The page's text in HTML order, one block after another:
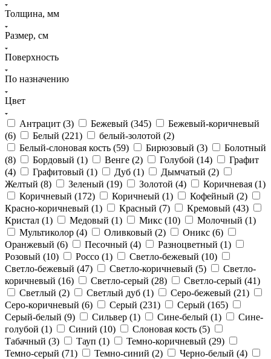
Толщина, мм
Размер, см
Поверхность
По назначению
Цвет
Антрацит (3) Бежевый (345)
Бежевый-коричневый
(6) Белый (221) белый-золотой (2)
Белый-слоновая кость (59) Бирюзовый (3)
Болотный
(8) Бордовый (1) Венге (2) Голубой (14)
Графит
(4) Графитовый (1) Дуб (1) Дымчатый (2)
Желтый (8) Зеленый (19) Золотой (4) Коричневая (1)
Коричневый (172) Коричнеый (1) Кофейный (2)
Красно-коричневый (1) Красный (7) Кремовый (43)
Кристал (1) Медовый (1) Микс (10) Молочный (1)
Мультиколор (4) Оливковый (2) Оникс (6)
Оранжевый (6) Песочный (4) Разноцветный (1)
Розовый (10) Россо (1) Светло-бежевый (10)
Светло-бежевый (47) Светло-коричневый (5)
Светло-
коричневый (16) Светло-серый (28) Светло-серый (41)
Светлый (2) Светлый дуб (1) Серо-бежевый (21)
Серо-коричневый (6) Серый (231) Серый (165)
Серый-белый (9) Сильвер (1) Сине-белый (1)
Сине-
голубой (1) Синий (10) Слоновая кость (5)
Табачный (3) Тауп (1) Темно-коричневый (29)
Темно-серый (71) Темно-синий (2) Черно-белый (4)